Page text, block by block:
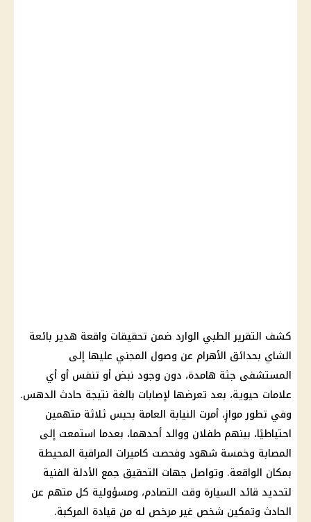
كشف التقرير الطبي الوارد ضمن تحقيقات واقعة هدير بائعة
الشاي بحدائق الأهرام عن وصول المجني عليها إلى
المستشفى جثة هامدة، دون وجود نبض أو تنفس أو أي
علامات حيوية، بعد تعرضها لإصابات بالغة نتيجة حادث الدهس.
وفي تطور موازٍ، أمرت النيابة العامة بحبس ثلاثة متهمين
احتياطيًا، بينهم طفلان ووالد أحدهما، بعدما استمعت إلى
المصابة وخمسة شهود وفحصت كاميرات المراقبة المحيطة
بمكان الواقعة. وتواصل جهات التحقيق جمع الأدلة الفنية
لتحديد قائد السيارة وقت التصادم، ومسؤولية كل متهم عن
الحادث وتمكين شخص غير مرخص له من قيادة المركبة.